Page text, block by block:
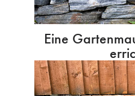
Eine